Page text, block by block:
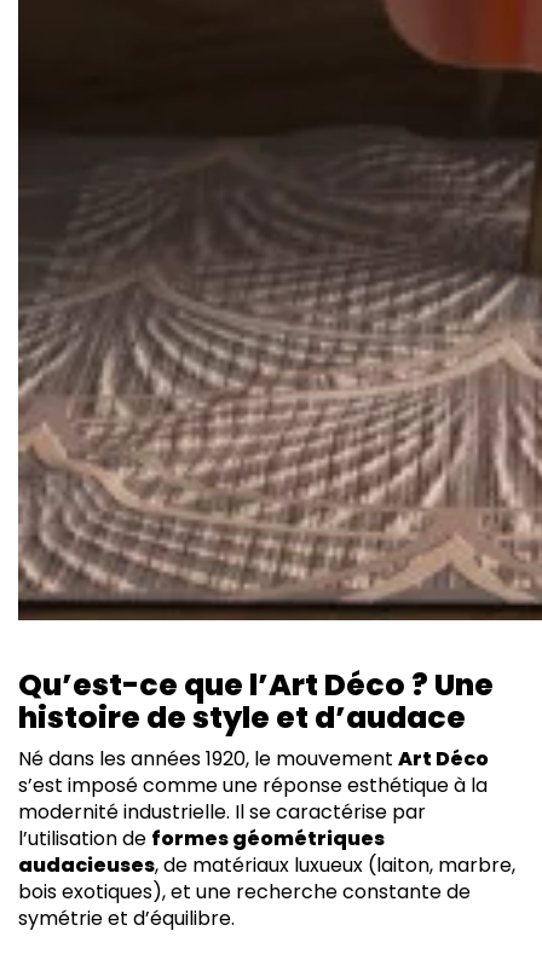
Qu’est-ce que l’Art Déco ? Une
histoire de style et d’audace
Né dans les années 1920, le mouvement Art Déco
s’est imposé comme une réponse esthétique à la
modernité industrielle. Il se caractérise par
l’utilisation de formes géométriques
audacieuses, de matériaux luxueux (laiton, marbre,
bois exotiques), et une recherche constante de
symétrie et d’équilibre.